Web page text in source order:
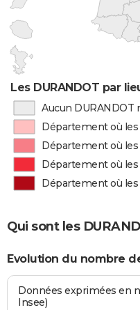
Les DURANDOT par
Aucun DURANDOT
Département où
Département où les
Département où
Département où
Qui sont les
Evolution du nombre
Données exprimées en
Insee)